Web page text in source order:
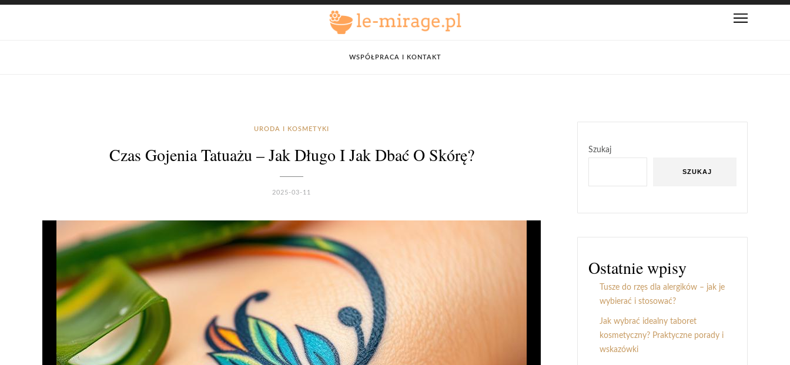
WSPÓŁPRACA I KONTAKT
URODA I KOSMETYKI
Czas Gojenia Tatuażu – Jak Długo I Jak Dbać O Skórę?
2025-03-11
Szukaj
SZUKAJ
Ostatnie wpisy
Tusze do rzęs dla alergików – jak je
wybierać i stosować?
Jak wybrać idealny taboret
kosmetyczny? Praktyczne porady i
wskazówki